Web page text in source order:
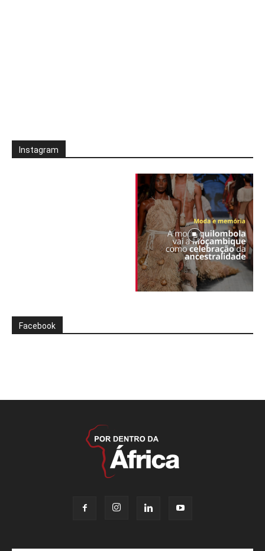
Instagram
Facebook